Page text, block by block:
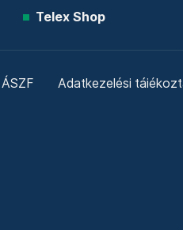
Telex Shop
ÁSZF Adatkezelési